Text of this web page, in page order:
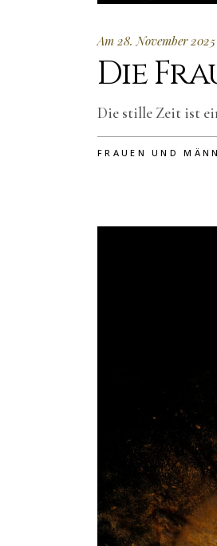
Am 28. November 2025
Die
Die stille Zeit ist
FRAUEN UND